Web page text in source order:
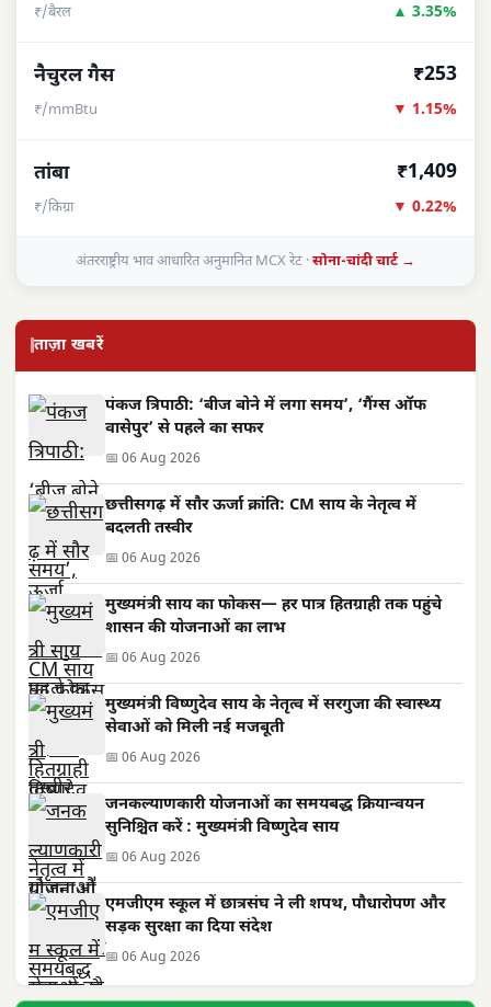
₹/बैरल ▲ 3.35%
नैचुरल गैस
₹/mmBtu
₹253
▼ 1.15%
तांबा
₹/किग्रा
₹1,409
▼ 0.22%
अंतरराष्ट्रीय भाव आधारित अनुमानित MCX रेट ·सोना-चांदी चार्ट →
ताज़ा खबरें
पंकज त्रिपाठी: ‘बीज बोने में लगा समय’, ‘गैंग्स ऑफ
वासेपुर’ से पहले का सफर
📅 06 Aug 2026
छत्तीसगढ़ में सौर ऊर्जा क्रांति: CM साय के नेतृत्व में
बदलती तस्वीर
📅 06 Aug 2026
मुख्यमंत्री साय का फोकस— हर पात्र हितग्राही तक पहुंचे
शासन की योजनाओं का लाभ
📅 06 Aug 2026
मुख्यमंत्री विष्णुदेव साय के नेतृत्व में सरगुजा की स्वास्थ्य
सेवाओं को मिली नई मजबूती
📅 06 Aug 2026
जनकल्याणकारी योजनाओं का समयबद्ध क्रियान्वयन
सुनिश्चित करें : मुख्यमंत्री विष्णुदेव साय
📅 06 Aug 2026
एमजीएम स्कूल में छात्रसंघ ने ली शपथ, पौधारोपण और
सड़क सुरक्षा का दिया संदेश
📅 06 Aug 2026